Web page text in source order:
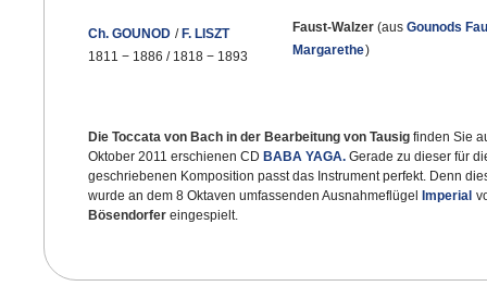
Ch. GOUNOD / F. LISZT
1811 − 1886 / 1818 − 1893
Faust-Walzer (aus Gounods
Margarethe)
Die Toccata von Bach in der Bearbeitung von Tausig finden Sie
Oktober 2011 erschienen CD BABA YAGA. Gerade zu dieser für
geschriebenen Komposition passt das Instrument perfekt. Denn
wurde an dem 8 Oktaven umfassenden Ausnahmeflügel
Imperial
Bösendorfer eingespielt.